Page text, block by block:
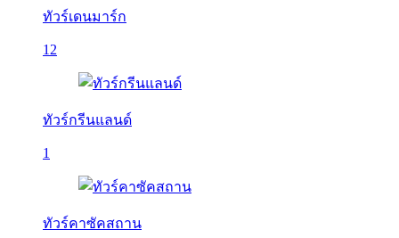
ทัวร์เดนมาร์ก
12
ทัวร์กรีนแลนด์
1
ทัวร์คาซัคสถาน